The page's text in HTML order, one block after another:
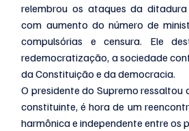
relembrou os ataques da
com aumento do número de
compulsórias e censura. Ele
redemocratização, a sociedade
da Constituição e da democracia.
O presidente do Supremo ressaltou
constituinte, é hora de um
harmônica e independente entre os